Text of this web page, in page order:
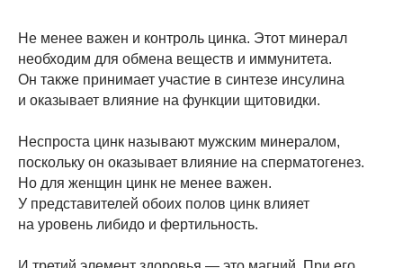
Не менее важен и контроль цинка. Этот минерал
необходим для обмена веществ и иммунитета.
Он также принимает участие в синтезе инсулина
и оказывает влияние на функции щитовидки.
Неспроста цинк называют мужским минералом,
поскольку он оказывает влияние на сперматогенез.
Но для женщин цинк не менее важен.
У представителей обоих полов цинк влияет
на уровень либидо и фертильность.